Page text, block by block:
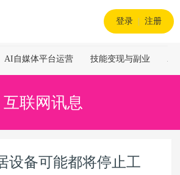
登录 注册
AI自媒体平台运营 技能变现与副业
互联网讯息
设备可能都将停止工